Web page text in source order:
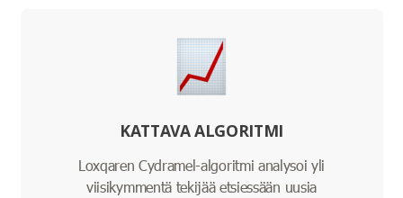
KATTAVA ALGORITMI
Loxqaren Cydramel-algoritmi analysoi yli
viisikymmentä tekijää etsiessään uusia